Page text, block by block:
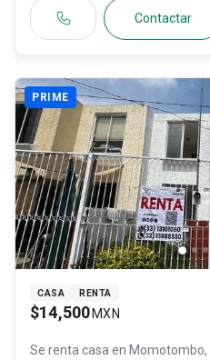
Contactar
PRIME
CASA RENTA
$14,500 MXN
Se renta casa en Momotombo,